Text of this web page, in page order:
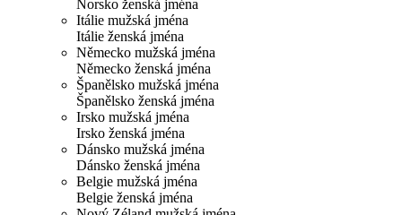
Norsko ženská jména
Itálie mužská jména
Itálie ženská jména
Německo mužská jména
Německo ženská jména
Španělsko mužská jména
Španělsko ženská jména
Irsko mužská jména
Irsko ženská jména
Dánsko mužská jména
Dánsko ženská jména
Belgie mužská jména
Belgie ženská jména